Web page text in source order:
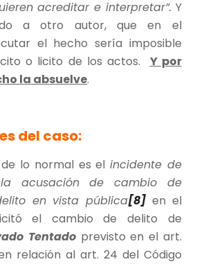
acreditar e interpretar”. Y
a otro autor, que en el
el hecho sería imposible
o licito de los actos. Y por
la absuelve.
del caso:
lo normal es el incidente de
acusación de cambio de
en vista pública[8] en el
el cambio de delito de
Tentadoprevisto en el art.
relación al art. 24 del Código